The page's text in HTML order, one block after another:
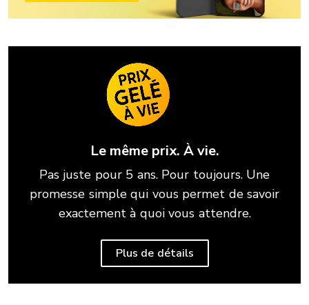
Le même prix. À vie.
Pas juste pour 5 ans. Pour toujours. Une
promesse simple qui vous permet de savoir
exactement à quoi vous attendre.
Plus de détails